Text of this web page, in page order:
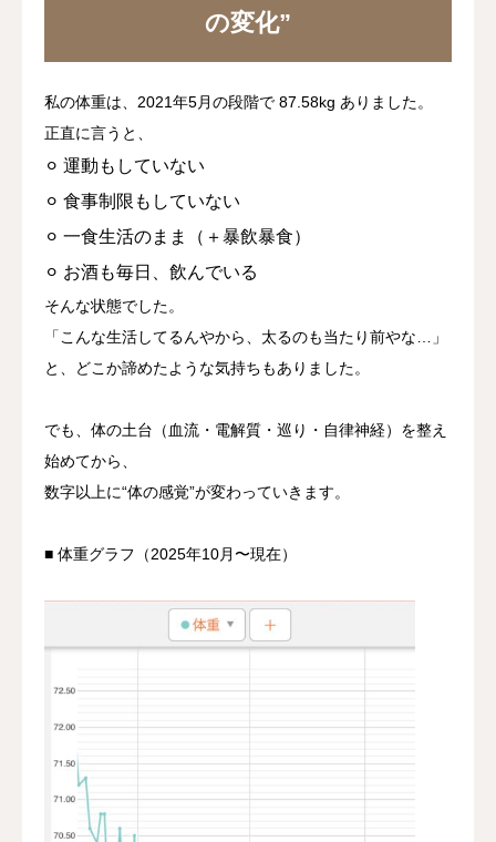
の変化”
私の体重は、2021年5月の段階で 87.58kg ありました。
正直に言うと、
⚪︎ 運動もしていない
⚪︎ 食事制限もしていない
⚪︎ 一食生活のまま（＋暴飲暴食）
⚪︎ お酒も毎日、飲んでいる
そんな状態でした。
「こんな生活してるんやから、太るのも当たり前やな…」
と、どこか諦めたような気持ちもありました。
でも、体の土台（血流・電解質・巡り・自律神経）を整え
始めてから、
数字以上に“体の感覚”が変わっていきます。
■ 体重グラフ（2025年10月〜現在）